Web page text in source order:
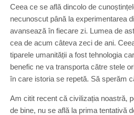
Ceea ce se află dincolo de
necunoscut până la experimentarea
avansează în fiecare zi. Lumea de
cea de acum câteva zeci de ani.
tiparele umanității a fost tehnologia
benefic ne va transporta către stele
în care istoria se repetă. Să sperăm
Am citit recent că civilizația noastră,
de bine, nu se află la prima tentativă